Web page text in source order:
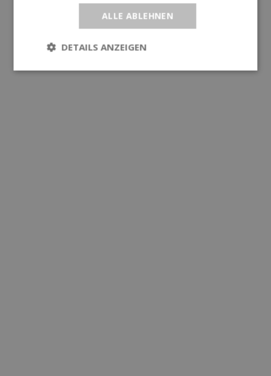
ALLE ABLEHNEN
DETAILS ANZEIGEN